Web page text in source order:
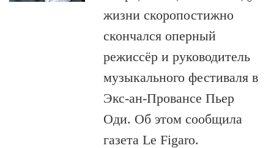
жизни скоропостижно
скончался оперный
режиссёр и руководитель
музыкального фестиваля в
Экс-ан-Провансе Пьер
Оди. Об этом сообщила
газета Le Figaro.